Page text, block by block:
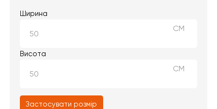
Ширина
СМ
Висота
СМ
Застосувати розмір